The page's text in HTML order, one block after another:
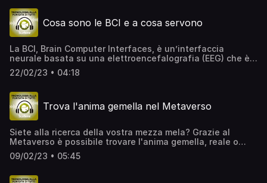
Cosa sono le BCI e a cosa servono
La BCI, Brain Computer Interfaces, è un’interfaccia
neurale basata su una elettroencefalografia (EEG) che è
in grado di far comunicare, attraverso appositi elettrodi, il
Sistema Nervoso Centrale (SNC) con una periferica
utilizzi.www.starbene.it
22/02/23 • 04:18
Trova l'anima gemella nel Metaverso
Siete alla ricerca della vostra mezza mela? Grazie al
Metaverso è possibile trovare l'anima gemella, reale o
virtuale. A voi la scelta!www.starbene.it
09/02/23 • 05:45